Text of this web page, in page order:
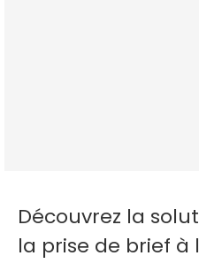
Découvrez la
la prise de brief